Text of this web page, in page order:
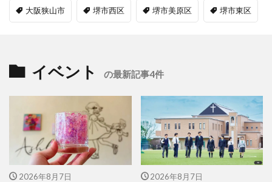
大阪狭山市 堺市西区 堺市美原区 堺市東区
イベント の最新記事4件
2026年8月7日 2026年8月7日